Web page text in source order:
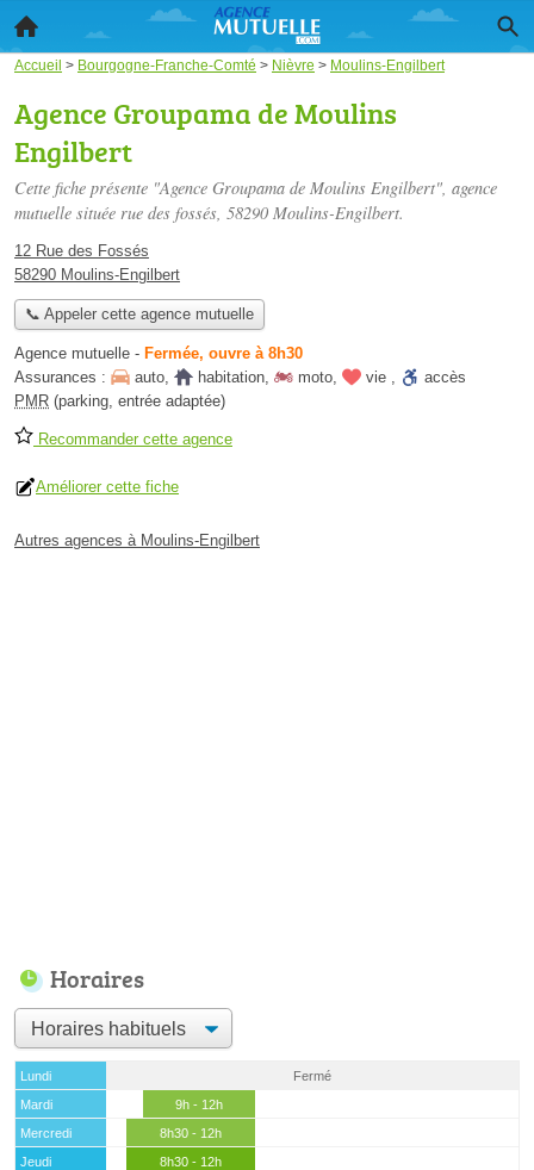
Accueil > Bourgogne-Franche-Comté > Nièvre > Moulins-Engilbert
Agence Groupama de Moulins
Engilbert
Cette fiche présente "Agence Groupama de Moulins Engilbert", agence
mutuelle située rue des fossés, 58290 Moulins-Engilbert.
12 Rue des Fossés
58290 Moulins-Engilbert
📞 Appeler cette agence mutuelle
Agence mutuelle - Fermée, ouvre à 8h30
Assurances :
auto, habitation, moto, vie ,
accès
PMR (parking, entrée adaptée)
Recommander cette agence
Améliorer cette fiche
Autres agences à Moulins-Engilbert
Horaires
Lundi
Fermé
Mardi
9h - 12h
Mercredi
8h30 - 12h
Jeudi
8h30 - 12h